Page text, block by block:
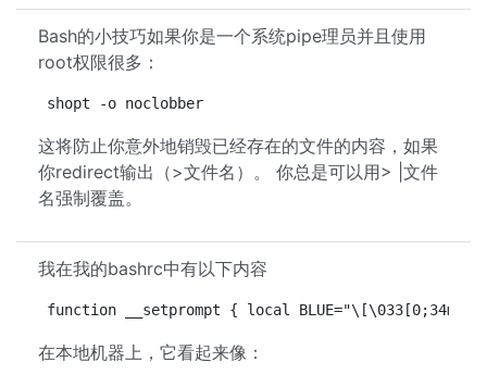
Bash的小技巧如果你是一个系统pipe理员并且使用
root权限很多：
shopt -o noclobber
这将防止你意外地销毁已经存在的文件的内容，如果
你redirect输出（>文件名）。 你总是可以用> |文件
名强制覆盖。
我在我的bashrc中有以下内容
function __setprompt { local BLUE="\[\033[0;34m\]"
在本地机器上，它看起来像：